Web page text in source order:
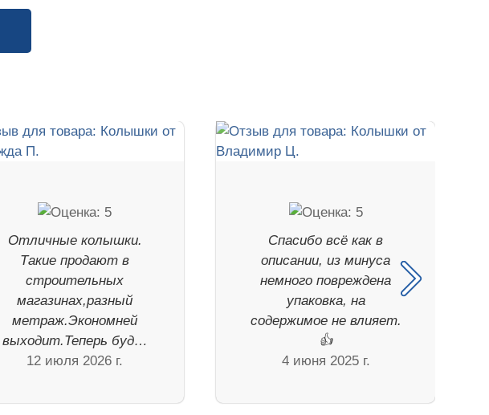
Отличные колышки.
Такие продают в
строительных
магазинах,разный
метраж.Экономней
выходит.Теперь буд…
12 июля 2026 г.
Спасибо всё как в
описании, из минуса
немного повреждена
упаковка, на
содержимое не влияет.
👍
4 июня 2025 г.